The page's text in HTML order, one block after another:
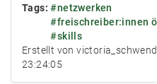
Tags:#netzwerken
#freischreiber:innen
#skills
Erstellt von
23:24:05